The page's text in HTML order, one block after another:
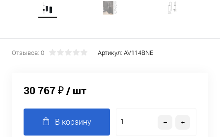
Отзывов: 0 Артикул: AV114BNE
30 767 ₽/ шт
В корзину